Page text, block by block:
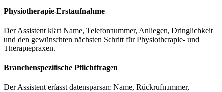
Physiotherapie-Erstaufnahme
Der Assistent klärt Name, Telefonnummer, Anliegen, Dringlichkeit
und den gewünschten nächsten Schritt für Physiotherapie- und
Therapiepraxen.
Branchenspezifische Pflichtfragen
Der Assistent erfasst datensparsam Name, Rückrufnummer,